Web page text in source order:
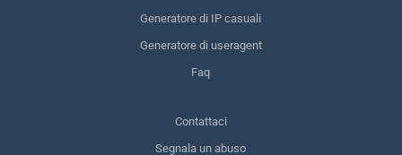
Generatore di IP casuali
Generatore di useragent
Faq
Contattaci
Segnala un abuso